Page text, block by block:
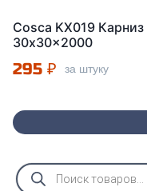
Cosca KX019
30x30x2000
295 ₽ за штуку
Поиск
товаров